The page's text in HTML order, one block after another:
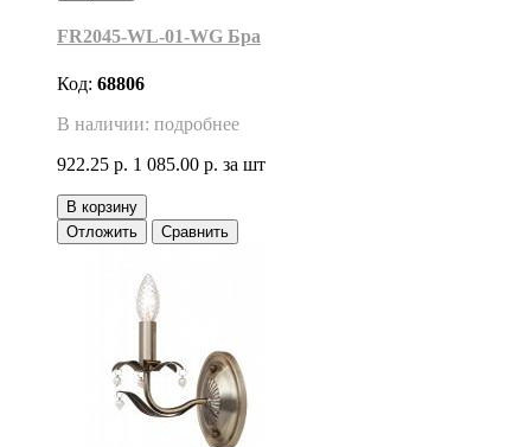
FR2045-WL-01-WG Бра
Код: 68806
В наличии: подробнее
922.25 р. 1 085.00 р. за шт
В корзину
Отложить
Сравнить